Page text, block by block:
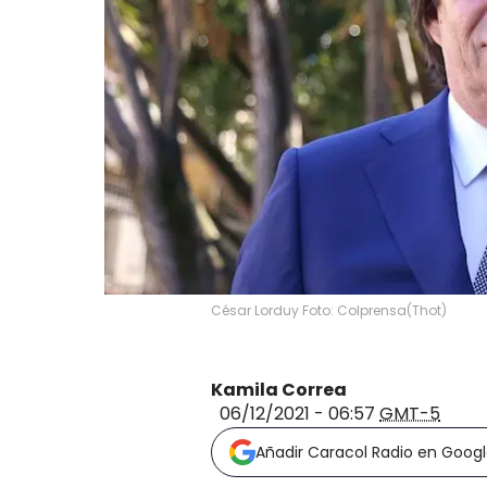
César Lorduy Foto: Colprensa(Thot)
Kamila Correa
06/12/2021 - 06:57 GMT-5
Añadir Caracol Radio en